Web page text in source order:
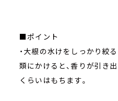
■ポイント
・大根の水けをしっかり絞
類にかけると、香りが引き
くらいはもちます。